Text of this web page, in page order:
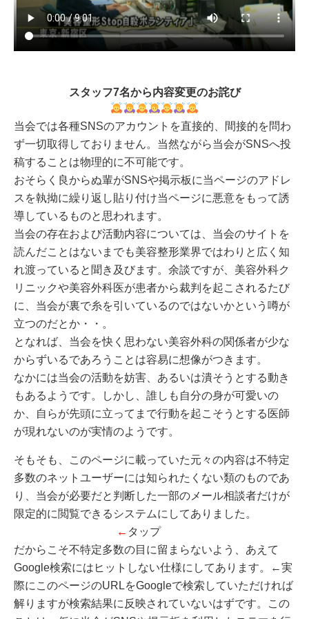
スタッフ7名から内容変更のお詫び
当会では各種SNSのアカウントを直接的、間接的を問わ
ず一切取得しておりません。当然ながら当会がSNSへ投
稿することは物理的に不可能です。
おそらく良からぬ輩がSNSや掲示板に当ページのアドレ
スを執拗に繰り返し貼り付け当ページに悪意をもって誘
導しているものと思われます。
当会の存在および活動内容については、当会のサイトを
読んだことはないまでも美容整形業界ではわりと広く知
れ渡っていると聞き及びます。余談ですが、美容外科ク
リニックや美容外科医が患者から裁判を起こされるたび
に、当会が裏で糸を引いているのではないかという噂が
立つのだとか・・。
となれば、当会を快く思わない美容外科の関係者が少な
からずいるであろうことは容易に想像がつきます。
なかには当会の活動を妨害、あるいは潰そうとする動き
もあるようです。しかし、誰しも自分の身が可愛いの
か、自らが先頭に立ってまで行動を起こそうとする医師
が現れないのが実情のようです。
そもそも、このページに載っていた元々の内容は不特定
多数のネットユーザーには知られたくない類のものであ
り、当会が必要だと判断した一部のメール相談者だけが
限定的に閲覧できるシステムにしてありました。
← タップ
だからこそ不特定多数の目に留まらないよう、あえて
Google検索にはヒットしない仕様にしてあります。←実
際にこのページのURLをGoogleで検索していただければ
解りますが検索結果に反映されていないはずです。この